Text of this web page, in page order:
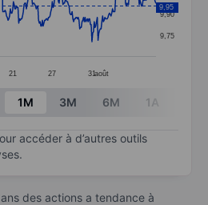
displaying categories.
displaying values. Data
21 27 31août
9,75
9,90
9,95
1M 3M 6M 1A
accéder à d’autres outils
des actions a tendance à